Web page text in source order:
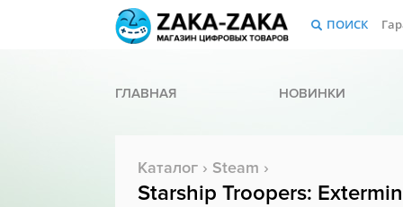
ПОИСК
ГЛАВНАЯ НОВИНКИ
Каталог › Steam ›
Starship Troopers: